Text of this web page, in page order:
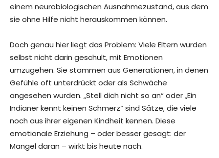
einem neurobiologischen Ausnahmezustand, aus dem
sie ohne Hilfe nicht herauskommen können.
Doch genau hier liegt das Problem: Viele Eltern wurden
selbst nicht darin geschult, mit Emotionen
umzugehen. Sie stammen aus Generationen, in denen
Gefühle oft unterdrückt oder als Schwäche
angesehen wurden. „Stell dich nicht so an“ oder „Ein
Indianer kennt keinen Schmerz“ sind Sätze, die viele
noch aus ihrer eigenen Kindheit kennen. Diese
emotionale Erziehung – oder besser gesagt: der
Mangel daran – wirkt bis heute nach.